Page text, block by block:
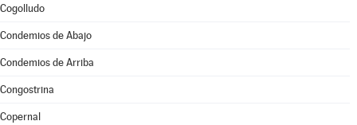
Cogolludo
Condemios de Abajo
Condemios de Arriba
Congostrina
Copernal